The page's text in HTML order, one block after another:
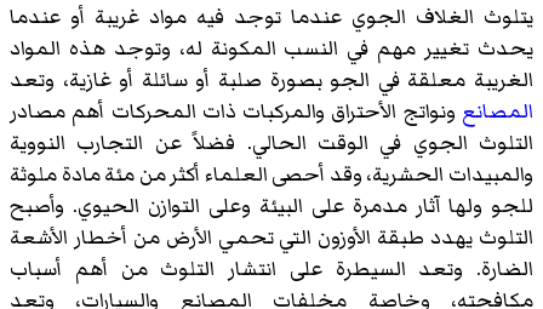
يتلوث الغلاف الجوي عندما توجد فيه مواد غريبة أو عندما
يحدث تغيير مهم في النسب المكونة له، وتوجد هذه المواد
الغريبة معلقة في الجو بصورة صلبة أو سائلة أو غازية، وتعد
المصانع ونواتج الأحتراق والمركبات ذات المحركات أهم مصادر
التلوث الجوي في الوقت الحالي. فضلاً عن التجارب النووية
والمبيدات الحشرية، وقد أحصى العلماء أكثر من مئة مادة ملوثة
للجو ولها آثار مدمرة على البيئة وعلى التوازن الحيوي. وأصبح
التلوث يهدد طبقة الأوزون التي تحمي الأرض من أخطار الأشعة
الضارة. وتعد السيطرة على انتشار التلوث من أهم أسباب
مكافحته، وخاصة مخلفات المصانع والسيارات، وتعد